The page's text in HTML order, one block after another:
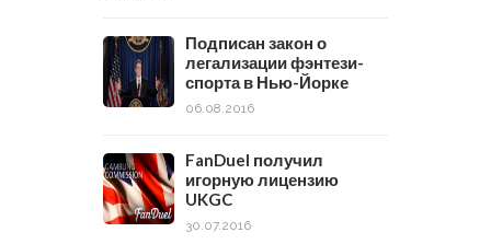
Подписан закон о
легализации фэнтези-
спорта в Нью-Йорке
06.08.2016
FanDuel получил
игорную лицензию
UKGC
30.07.2016